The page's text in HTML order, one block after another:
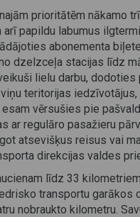
prioritātēm nākamo
papildu labumus
abonementa
dzelzceļa stacijas līdz
lielu darbu,
teritorijas
vērsušies pie
ar regulāro pasažieru
atsevišķus reisus vai
direkcijas valdes
līdz 33
transportu
nobraukto kilometru.